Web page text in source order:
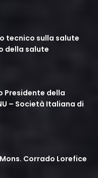
tecnico sulla salute
della salute
Presidente della
– Società Italiana di
Corrado Lorefice